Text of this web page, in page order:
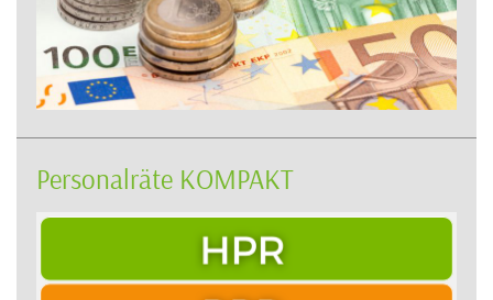
Personalräte KOMPAKT